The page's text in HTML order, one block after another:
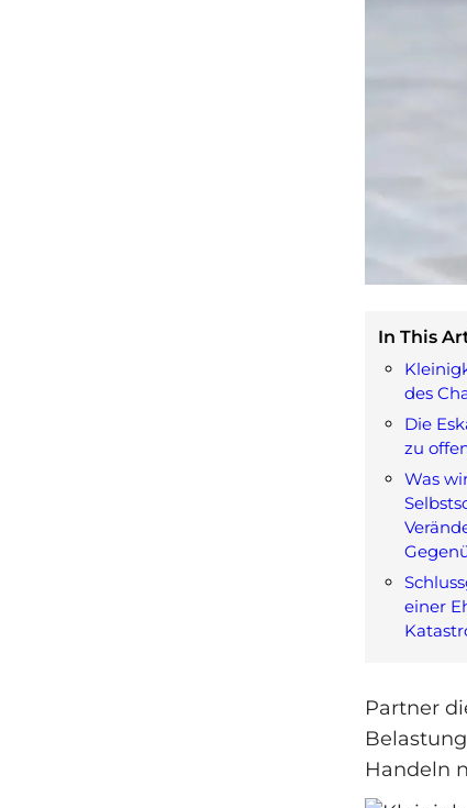
In This
des
Die
zu
Was
einer
Partner
Handeln